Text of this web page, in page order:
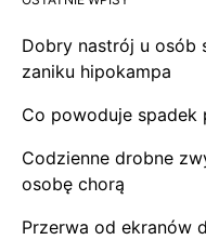
Dobry nastrój u osób
zaniku hipokampa
Co powoduje spadek
Codzienne drobne
osobę chorą
Przerwa od ekranów